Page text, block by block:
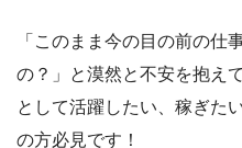
「このまま今の目の前の仕
の？」と漠然と不安を抱え
として活躍したい、稼ぎた
の方必見です！